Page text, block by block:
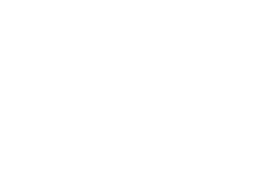
tener que desplazarse a distintas